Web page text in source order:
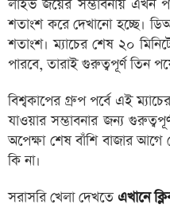
লাইভ জয়ের সম্ভাবনায় এখন
শতাংশ করে দেখানো হচ্ছে।
শতাংশ। ম্যাচের শেষ ২০
পারবে, তারাই গুরুত্বপূর্ণ তিন
বিশ্বকাপের গ্রুপ পর্বে এই
যাওয়ার সম্ভাবনার জন্য
অপেক্ষা শেষ বাঁশি বাজার
কি না।
সরাসরি খেলা দেখতে এখানে